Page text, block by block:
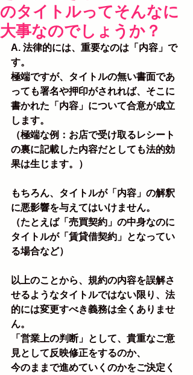
のタイトルってそんなに
大事なのでしょうか？
A. 法律的には、重要なのは「内容」で
す。
極端ですが、タイトルの無い書面であ
っても署名や押印がされれば、そこに
書かれた「内容」について合意が成立
します。
（極端な例：お店で受け取るレシート
の裏に記載した内容だとしても法的効
果は生じます。）
もちろん、タイトルが「内容」の解釈
に悪影響を与えてはいけません。
（たとえば「売買契約」の中身なのに
タイトルが「賃貸借契約」となってい
る場合など）
以上のことから、規約の内容を誤解さ
せるようなタイトルではない限り、法
的には変更すべき義務は全くありませ
ん。
「営業上の判断」として、貴重なご意
見として反映修正をするのか、
今のままで進めていくのかをご決定く